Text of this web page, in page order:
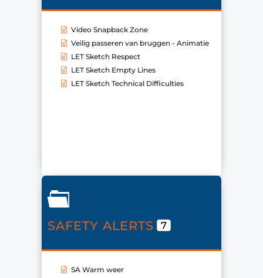
Video Snapback Zone
Veilig passeren van bruggen - Animatie
LET Sketch Respect
LET Sketch Empty Lines
LET Sketch Technical Difficulties
SAFETY ALERTS 7
SA Warm weer